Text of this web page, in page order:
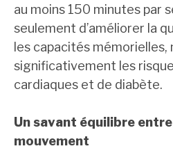
au moins 150 minutes par
seulement d’améliorer la
les capacités mémorielles,
significativement les
cardiaques et de diabète.
Un savant équilibre
mouvement